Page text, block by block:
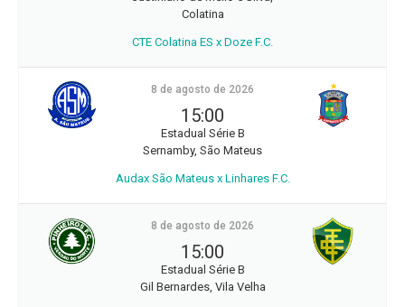
Colatina
CTE Colatina ES x Doze F.C.
8 de agosto de 2026
15:00
Estadual Série B
Sernamby, São Mateus
Audax São Mateus x Linhares F.C.
8 de agosto de 2026
15:00
Estadual Série B
Gil Bernardes, Vila Velha